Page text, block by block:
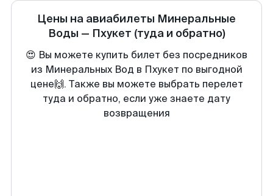
Цены на авиабилеты Минеральные
Воды — Пхукет (туда и обратно)
😍 Вы можете купить билет без посредников
из Минеральных Вод в Пхукет по выгодной
цене🙌. Также вы можете выбрать перелет
туда и обратно, если уже знаете дату
возвращения